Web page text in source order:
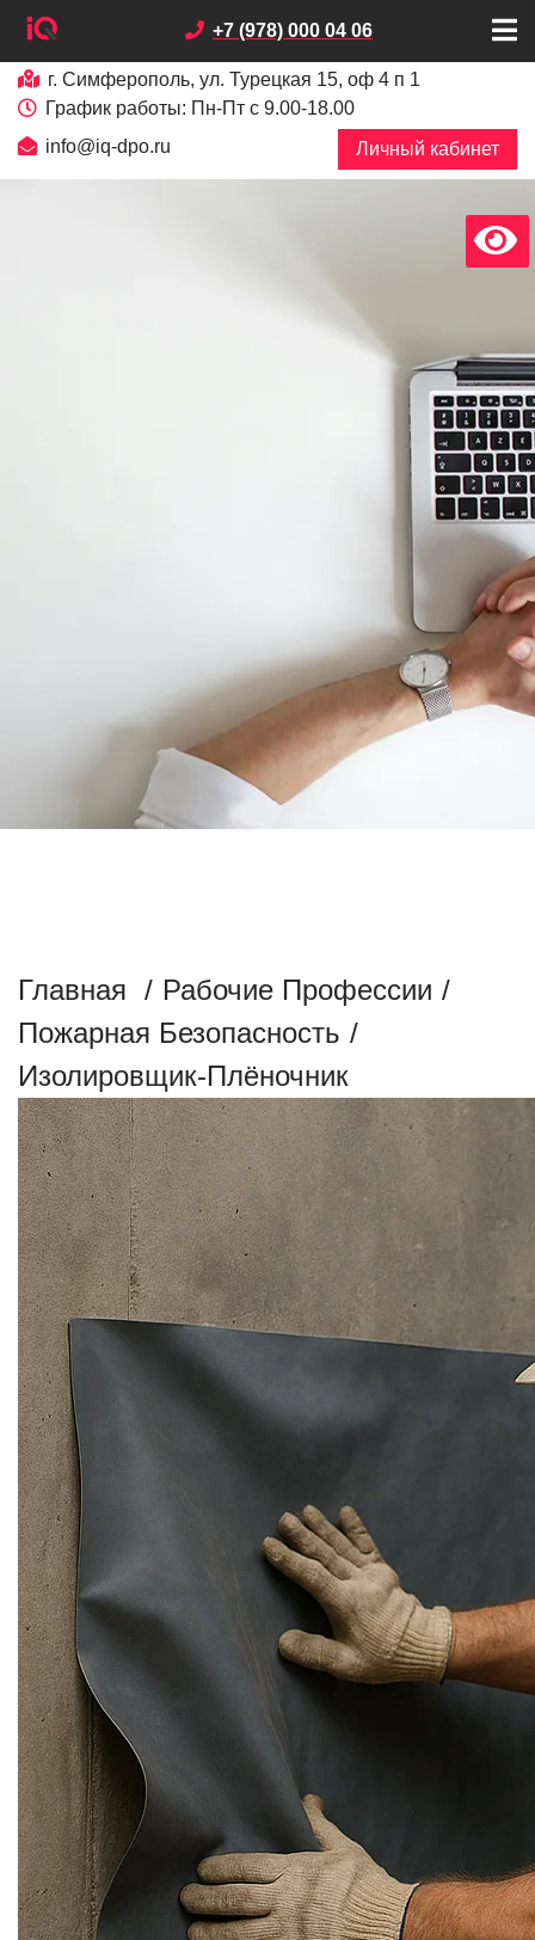
+7 (978) 000 04 06
г. Симферополь, ул. Турецкая 15, оф 4 п 1
График работы: Пн-Пт с 9.00-18.00
info@iq-dpo.ru
Личный кабинет
Главная / Рабочие Профессии /
Пожарная Безопасность /
Изолировщик-Плёночник
х